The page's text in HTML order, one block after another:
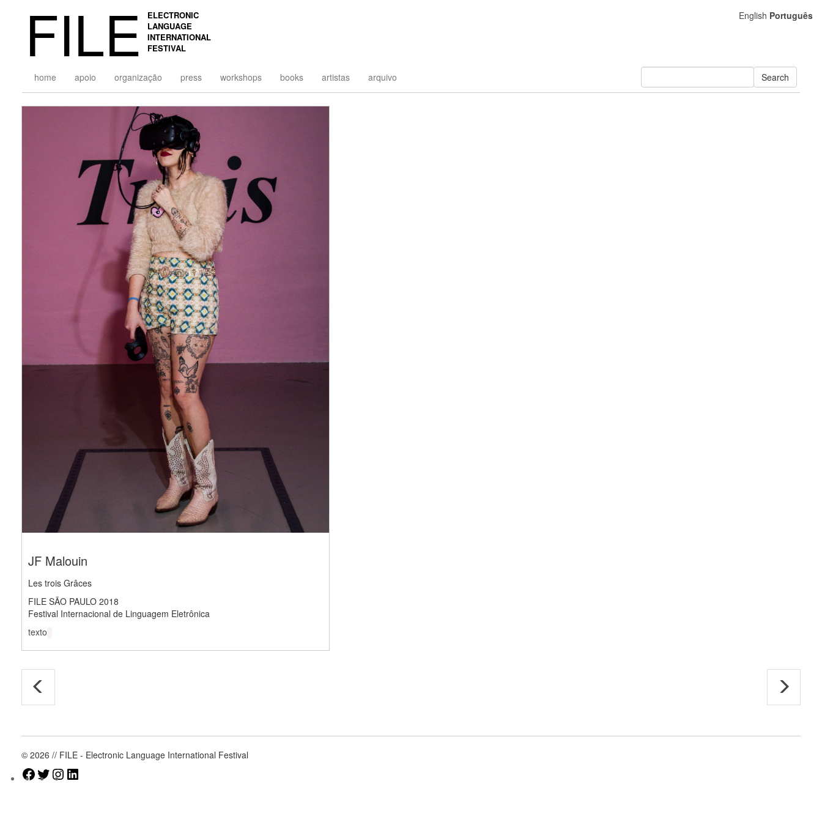
FILE
ELECTRONIC
LANGUAGE
INTERNATIONAL
FESTIVAL
home apoio organização press workshops books artistas arquivo Search
JF Malouin
Les trois Grâces
FILE SÃO PAULO 2018
Festival Internacional de Linguagem Eletrônica
texto
© 2026 // FILE - Electronic Language International Festival
Facebook
TwitterInstagram
English Português